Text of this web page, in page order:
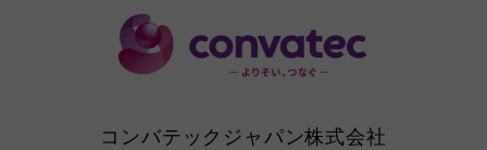
コンバテックジャパン株式会社